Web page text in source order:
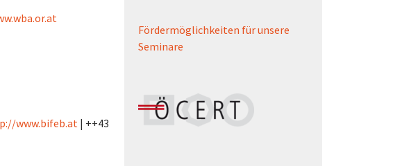
www.bifeb.at | ++43
Fördermöglichkeiten für unsere
Seminare